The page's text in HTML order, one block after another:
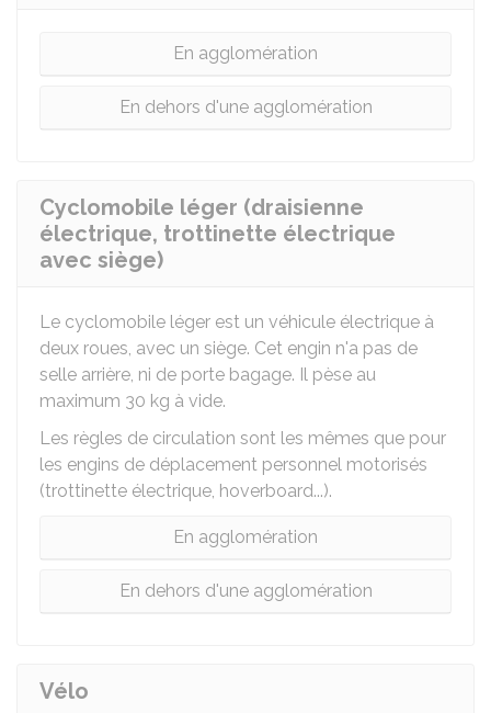
En agglomération
En dehors d'une agglomération
Cyclomobile léger (draisienne
électrique, trottinette électrique
avec siège)
Le cyclomobile léger est un véhicule électrique à
deux roues, avec un siège. Cet engin n'a pas de
selle arrière, ni de porte bagage. Il pèse au
maximum 30 kg à vide.
Les règles de circulation sont les mêmes que pour
les engins de déplacement personnel motorisés
(trottinette électrique, hoverboard...).
En agglomération
En dehors d'une agglomération
Vélo